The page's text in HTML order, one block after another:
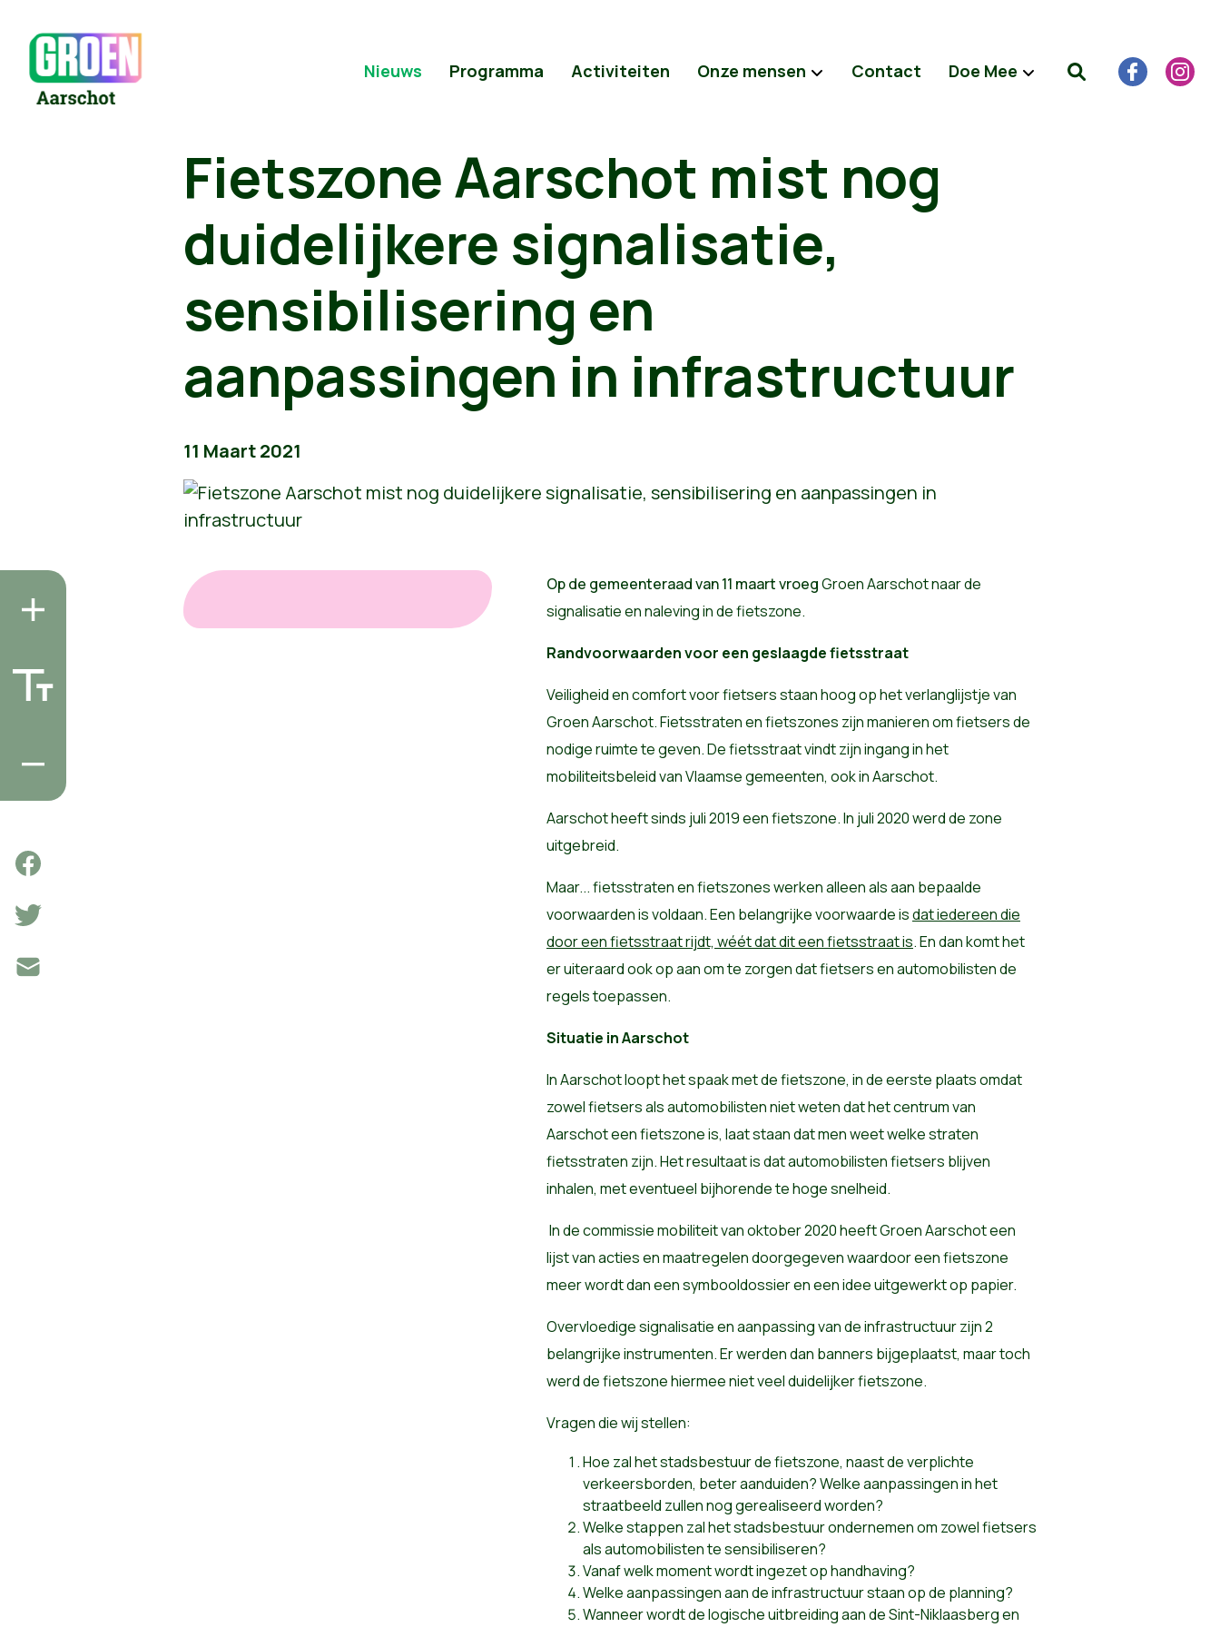
Nieuws Programma Activiteiten Onze mensen Contact Doe Mee
Fietszone Aarschot mist nog
duidelijkere signalisatie,
sensibilisering en
aanpassingen in infrastructuur
11 Maart 2021
Op de gemeenteraad van 11 maart vroegGroen Aarschot naar de
signalisatie en naleving in de fietszone.
Randvoorwaarden voor een geslaagde fietsstraat
Veiligheid en comfort voor fietsers staan hoog op het verlanglijstje van
Groen Aarschot. Fietsstraten en fietszones zijn manieren om fietsers de
nodige ruimte te geven. De fietsstraat vindt zijn ingang in het
mobiliteitsbeleid van Vlaamse gemeenten, ook in Aarschot.
Aarschot heeft sinds juli 2019 een fietszone. In juli 2020 werd de zone
uitgebreid.
Maar... fietsstraten en fietszones werken alleen als aan bepaalde
voorwaarden is voldaan. Een belangrijke voorwaarde isdat iedereen die
door een fietsstraat rijdt, wéét dat dit een fietsstraat is. En dan komt het
er uiteraard ook op aan om te zorgen dat fietsers en automobilisten de
regels toepassen.
Situatie in Aarschot
In Aarschot loopt het spaak met de fietszone, in de eerste plaats omdat
zowel fietsers als automobilisten niet weten dat het centrum van
Aarschot een fietszone is, laat staan dat men weet welke straten
fietsstraten zijn. Het resultaat is dat automobilisten fietsers blijven
inhalen, met eventueel bijhorende te hoge snelheid.
In de commissie mobiliteit van oktober 2020 heeft Groen Aarschot een
lijst van acties en maatregelen doorgegeven waardoor een fietszone
meer wordt dan een symbooldossier en een idee uitgewerkt op papier.
Overvloedige signalisatie en aanpassing van de infrastructuur zijn 2
belangrijke instrumenten.Er werden dan banners bijgeplaatst, maar toch
werd de fietszone hiermee niet veel duidelijker fietszone.
Vragen die wij stellen:
Hoe zal het stadsbestuur de fietszone, naast de verplichte
verkeersborden, beter aanduiden? Welke aanpassingen in het
straatbeeld zullen nog gerealiseerd worden?
Welke stappen zal het stadsbestuur ondernemen om zowel fietsers
als automobilisten te sensibiliseren?
Vanaf welk moment wordt ingezet op handhaving?
Welke aanpassingen aan de infrastructuur staan op de planning?
Wanneer wordt de logische uitbreiding aan de Sint-Niklaasberg en